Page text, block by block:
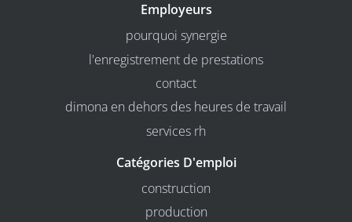
Employeurs
pourquoi synergie
l'enregistrement de prestations
contact
dimona en dehors des heures de travail
services rh
Catégories D'emploi
construction
production